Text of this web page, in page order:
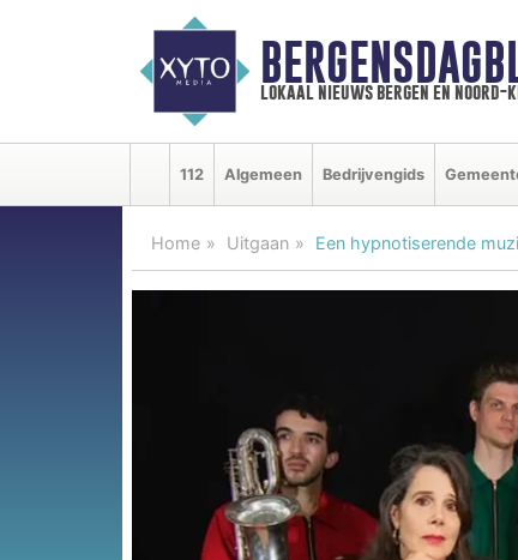
lokaal nieuws bergen en noord-
112 Algemeen Bedrijvengids
Home Uitgaan Een hypnotiserende